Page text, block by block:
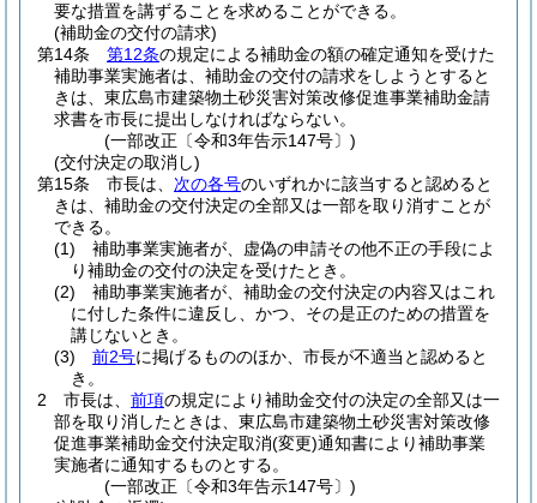
要な措置を講ずることを求めることができる。
(補助金の交付の請求)
第14条
第12条の規定による補助金の額の確定通知を受けた
補助事業実施者は、補助金の交付の請求をしようとすると
きは、東広島市建築物土砂災害対策改修促進事業補助金請
求書を市長に提出しなければならない。
(一部改正〔令和3年告示147号〕)
(交付決定の取消し)
第15条
市長は、 次の各号のいずれかに該当すると認めると
きは、補助金の交付決定の全部又は一部を取り消すことが
できる。
(1)
補助事業実施者が、虚偽の申請その他不正の手段によ
り補助金の交付の決定を受けたとき。
(2)
補助事業実施者が、補助金の交付決定の内容又はこれ
に付した条件に違反し、かつ、その是正のための措置を
講じないとき。
(3)
前2号に掲げるもののほか、市長が不適当と認めると
き。
2
市長は、 前項の規定により補助金交付の決定の全部又は一
部を取り消したときは、東広島市建築物土砂災害対策改修
促進事業補助金交付決定取消(変更)通知書により補助事業
実施者に通知するものとする。
(一部改正〔令和3年告示147号〕)